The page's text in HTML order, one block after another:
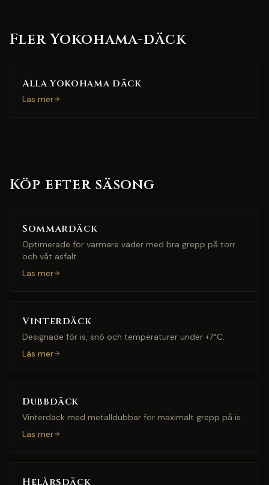
Fler Yokohama-däck
Alla Yokohama däck
Läs mer
Köp efter säsong
Sommardäck
Optimerade för varmare väder med bra grepp på torr
och våt asfalt.
Läs mer
Vinterdäck
Designade för is, snö och temperaturer under +7°C.
Läs mer
Dubbdäck
Vinterdäck med metalldubbar för maximalt grepp på is.
Läs mer
Helårsdäck